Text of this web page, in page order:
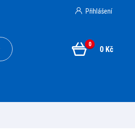
Přihlášení
0
0 Kč